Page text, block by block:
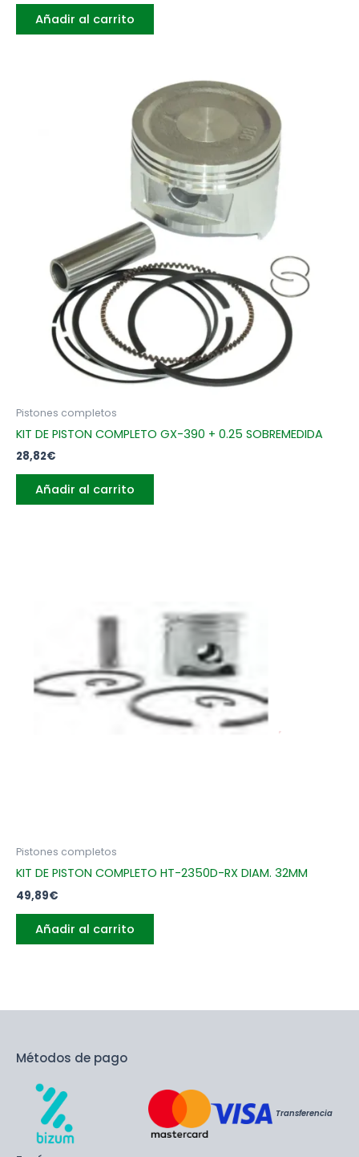
Añadir al carrito
Pistones completos
KIT DE PISTON COMPLETO GX-390 + 0.25 SOBREMEDIDA
28,82€
Añadir al carrito
Pistones completos
KIT DE PISTON COMPLETO HT-2350D-RX DIAM. 32MM
49,89€
Añadir al carrito
Métodos de pago
Transferencia